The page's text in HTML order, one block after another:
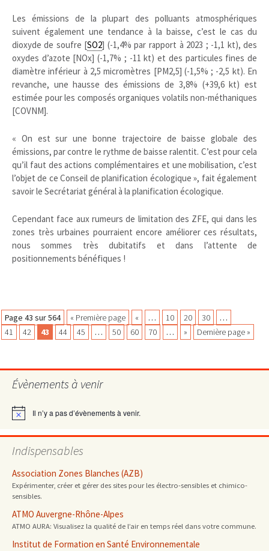
Les émissions de la plupart des polluants atmosphériques
suivent également une tendance à la baisse, c’est le cas du
dioxyde de soufre [SO2] (-1,4% par rapport à 2023 ; -1,1 kt), des
oxydes d’azote [NOx] (-1,7% ; -11 kt) et des particules fines de
diamètre inférieur à 2,5 micromètres [PM2,5] (-1,5% ; -2,5 kt). En
revanche, une hausse des émissions de 3,8% (+39,6 kt) est
estimée pour les composés organiques volatils non-méthaniques
[COVNM].
« On est sur une bonne trajectoire de baisse globale des
émissions, par contre le rythme de baisse ralentit. C’est pour cela
qu’il faut des actions complémentaires et une mobilisation, c’est
l’objet de ce Conseil de planification écologique », fait également
savoir le Secrétariat général à la planification écologique.
Cependant face aux rumeurs de limitation des ZFE, qui dans les
zones très urbaines pourraient encore améliorer ces résultats,
nous sommes très dubitatifs et dans l’attente de
positionnements bénéfiques !
Navigation
des
articles
Page 43 sur 564 « Première page « … 10 20 30
…
41
42 43 44 45 … 50 60 70 … » Dernière page »
Évènements à venir
Notice Il n’y a pas d’évènements à venir.
Indispensables
Association Zones Blanches (AZB)
Expérimenter, créer et gérer des sites pour les électro-sensibles et chimico-
sensibles.
ATMO Auvergne-Rhône-Alpes
ATMO AURA: Visualisez la qualité de l’air en temps réel dans votre commune.
Institut de Formation en Santé Environnementale